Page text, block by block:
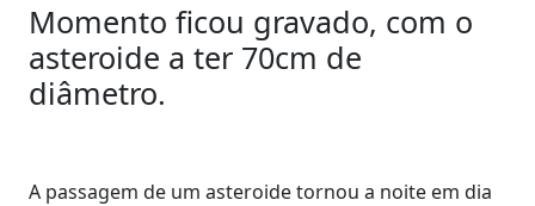
Momento ficou gravado, com o
asteroide a ter 70cm de
diâmetro.
A passagem de um asteroide tornou a noite em dia